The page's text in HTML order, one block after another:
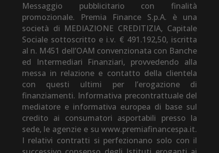
Messaggio pubblicitario con finalità
promozionale. Premia Finance S.p.A. è una
società di MEDIAZIONE CREDITIZIA, Capitale
Sociale sottoscritto e i.v. € 491.192,50, iscritta
al n. M451 dell’OAM convenzionata con Banche
ed Intermediari Finanziari, provvedendo alla
messa in relazione e contatto della clientela
con questi ultimi per l’erogazione di
finanziamenti. Informativa precontrattuale del
mediatore e informativa europea di base sul
credito ai consumatori asportabili presso la
sede, le agenzie e su www.premiafinancespa.it.
I relativi contratti si perfezionano solo con il